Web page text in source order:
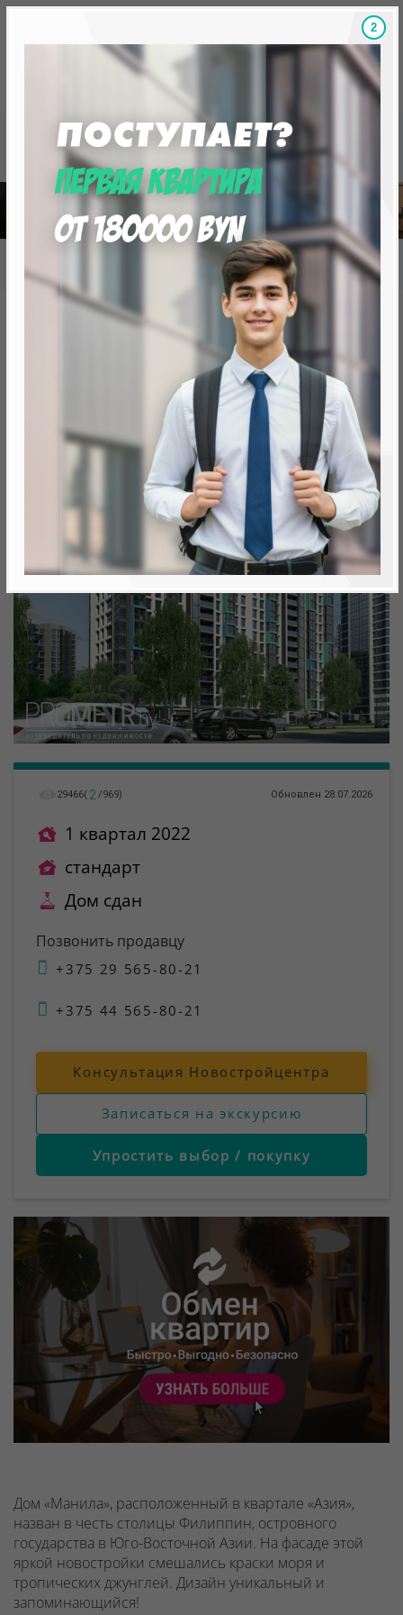
Скидки на новостройки, бонусы
«Минск Мир»
25.3 "Манила", квартал "Азия"
25.3 "Манила", квартал "Азия"
от 286 398.0 BYN (97 867 USD)
Минск, Октябрьский, ул. Кижеватова
метро «Ковальская Слобода», 566 м
29466( 2 /969) Обновлен 28.07.2026
1 квартал 2022
стандарт
Дом сдан
Позвонить продавцу
+375 29 565-80-21
+375 44 565-80-21
Консультация Новостройцентра
Записаться на экскурсию
Упростить выбор / покупку
Дом «Манила», расположенный в квартале «Азия»,
назван в честь столицы Филиппин, островного
государства в Юго-Восточной Азии. На фасаде этой
яркой новостройки смешались краски моря и
тропических джунглей. Дизайн уникальный и
запоминающийся!
1